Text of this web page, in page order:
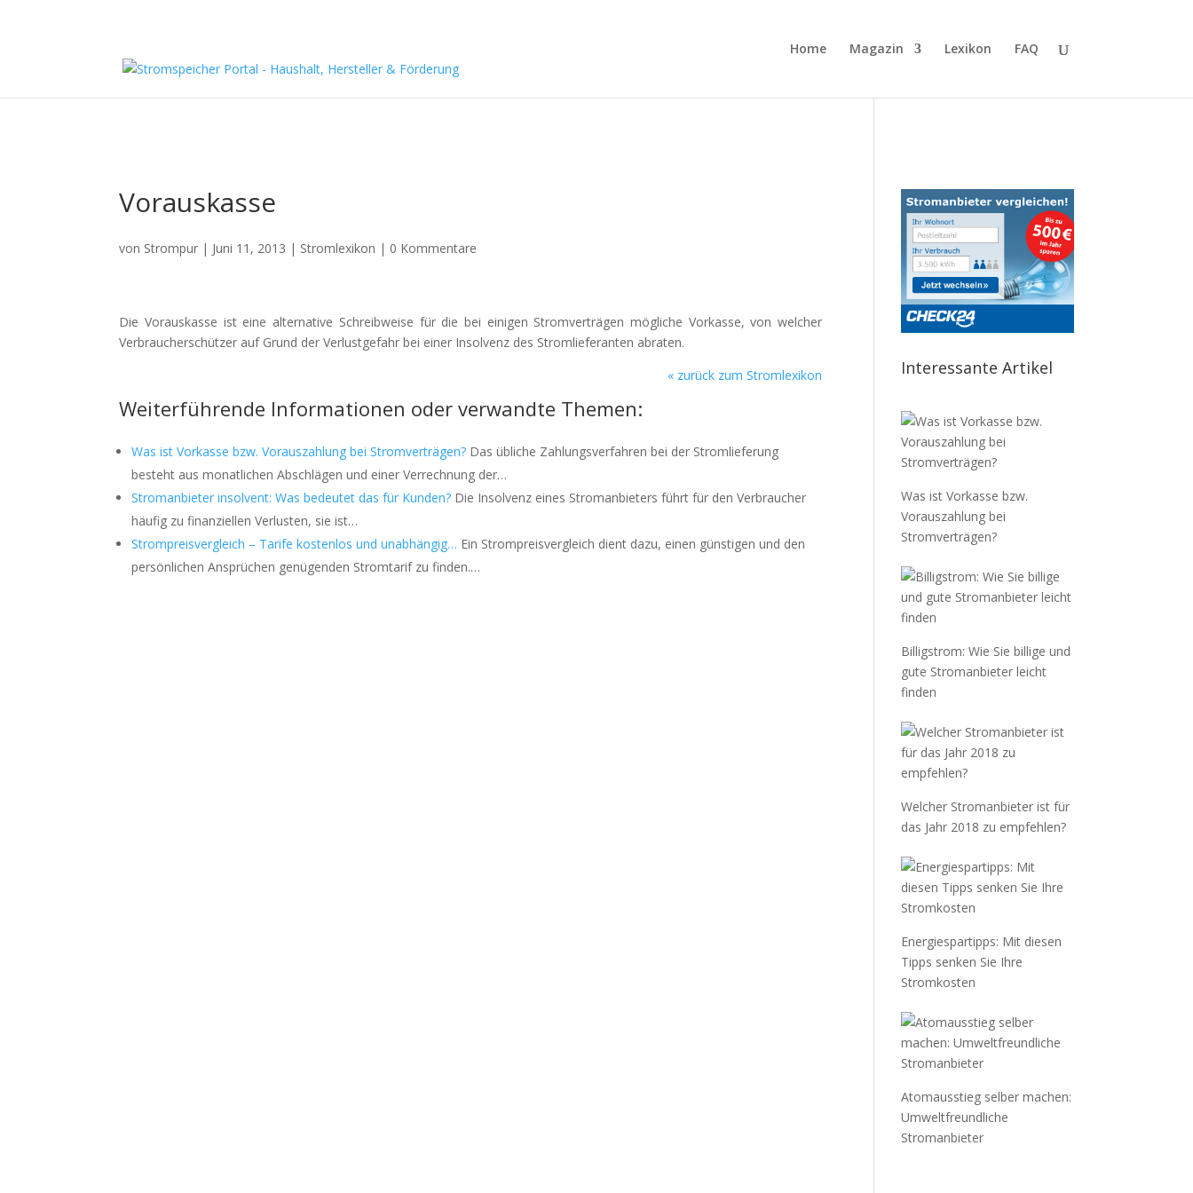
Home Magazin Lexikon FAQ
Vorauskasse
von Strompur | Juni 11, 2013 | Stromlexikon | 0 Kommentare
Die Vorauskasse ist eine alternative Schreibweise für die bei einigen Stromverträgen mögliche Vorkasse, von welcher
Verbraucherschützer auf Grund der Verlustgefahr bei einer Insolvenz des Stromlieferanten abraten.
« zurück zum Stromlexikon
Weiterführende Informationen oder verwandte Themen:
Was ist Vorkasse bzw. Vorauszahlung bei Stromverträgen? Das übliche Zahlungsverfahren bei der Stromlieferung
besteht aus monatlichen Abschlägen und einer Verrechnung der…
Stromanbieter insolvent: Was bedeutet das für Kunden? Die Insolvenz eines Stromanbieters führt für den Verbraucher
häufig zu finanziellen Verlusten, sie ist…
Strompreisvergleich – Tarife kostenlos und unabhängig… Ein Strompreisvergleich dient dazu, einen günstigen und den
persönlichen Ansprüchen genügenden Stromtarif zu finden.…
Interessante Artikel
Was ist Vorkasse bzw.
Vorauszahlung bei
Stromverträgen?
Billigstrom: Wie Sie billige und
gute Stromanbieter leicht
finden
Welcher Stromanbieter ist für
das Jahr 2018 zu empfehlen?
Energiespartipps: Mit diesen
Tipps senken Sie Ihre
Stromkosten
Atomausstieg selber machen:
Umweltfreundliche
Stromanbieter